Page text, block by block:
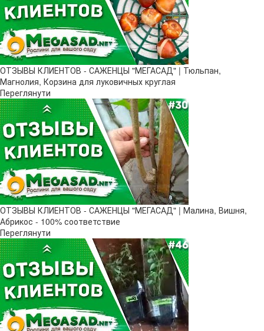
ОТЗЫВЫ КЛИЕНТОВ - САЖЕНЦЫ "МЕГАСАД" | Тюльпан,
Магнолия, Корзина для луковичных круглая
Переглянути
ОТЗЫВЫ КЛИЕНТОВ - САЖЕНЦЫ "МЕГАСАД" | Малина, Вишня,
Абрикос - 100% соответствие
Переглянути